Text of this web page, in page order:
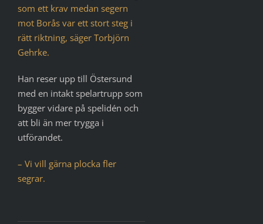
som ett krav medan segern
mot Borås var ett stort steg i
rätt riktning, säger Torbjörn
Gehrke.
Han reser upp till Östersund
med en intakt spelartrupp som
bygger vidare på spelidén och
att bli än mer trygga i
utförandet.
– Vi vill gärna plocka fler
segrar.